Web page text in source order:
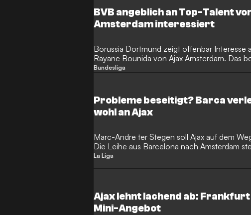
BVB angeblich an Top-Talent
Amsterdam interessiert
Borussia Dortmund zeigt offenbar Interesse
Rayane Bounida von Ajax Amsterdam. Das
Sacha Tavolvieri.
Bundesliga
Probleme beseitigt? Barca
wohl an Ajax
Marc-Andre ter Stegen soll Ajax auf dem
Die Leihe aus Barcelona nach Amsterdam
Abschluss.
La Liga
Ajax lehnt lachend ab:
Mini-Angebot